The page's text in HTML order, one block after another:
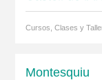
Cursos, Clases y
Montesquiu